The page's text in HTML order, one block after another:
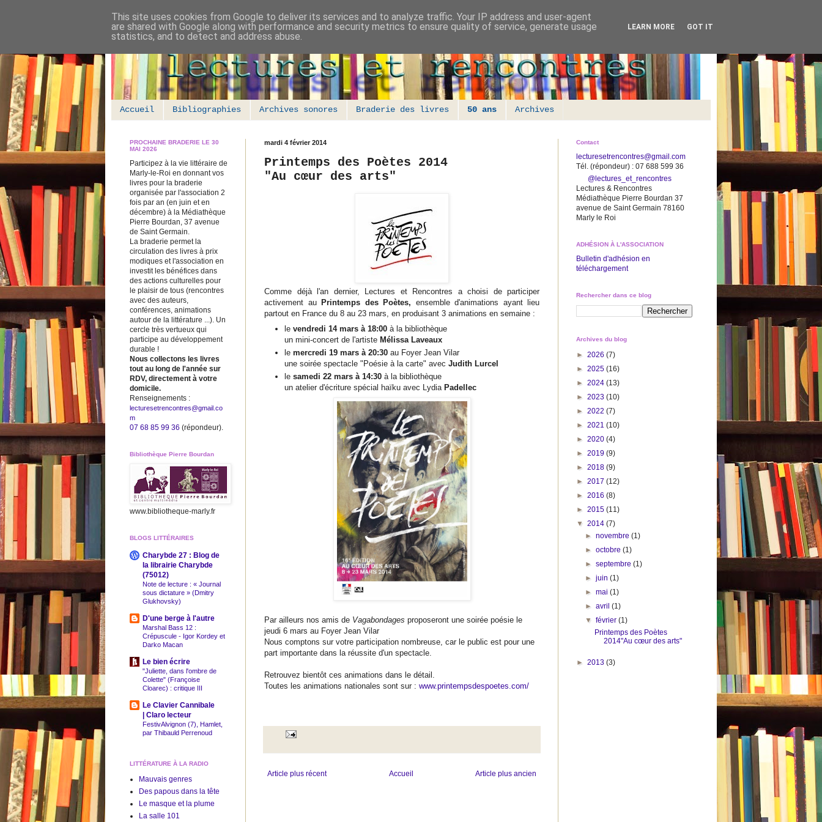
Accueil Bibliographies Archives sonores Braderie des livres 50 ans Archives
mardi 4 février 2014
Printemps des Poètes 2014
"Au cœur des arts"
Comme déjà l'an dernier, Lectures et Rencontres a choisi de participer
activement au Printemps des Poètes, ensemble d'animations ayant lieu
partout en France du 8 au 23 mars, en produisant 3 animations en semaine :
le vendredi 14 mars à 18:00 à la bibliothèque
un mini-concert de l'artiste Mélissa Laveaux
le mercredi 19 mars à 20:30 au Foyer Jean Vilar
une soirée spectacle "Poésie à la carte" avec Judith Lurcel
le samedi 22 mars à 14:30 à la bibliothèque
un atelier d'écriture spécial haïku avec Lydia Padellec
Par ailleurs nos amis de Vagabondages proposeront une soirée poésie le
jeudi 6 mars au Foyer Jean Vilar
Nous comptons sur votre participation nombreuse, car le public est pour une
part importante dans la réussite d'un spectacle.
Retrouvez bientôt ces animations dans le détail.
Toutes les animations nationales sont sur : www.printempsdespoetes.com/
Article plus récent Article plus ancien
Accueil
PROCHAINE BRADERIE LE 30
MAI 2026
Participez à la vie littéraire de
Marly-le-Roi en donnant vos
livres pour la braderie
organisée par l'association 2
fois par an (en juin et en
décembre) à la Médiathèque
Pierre Bourdan, 37 avenue
de Saint Germain.
La braderie permet la
circulation des livres à prix
modiques et l'association en
investit les bénéfices dans
des actions culturelles pour
le plaisir de tous (rencontres
avec des auteurs,
conférences, animations
autour de la littérature ...). Un
cercle très vertueux qui
participe au développement
durable !
Nous collectons les livres
tout au long de l'année sur
RDV, directement à votre
domicile.
Renseignements :
lecturesetrencontres@gmail.co
m
07 68 85 99 36 (répondeur).
Bibliothèque Pierre Bourdan
www.bibliotheque-marly.fr
BLOGS LITTÉRAIRES
Charybde 27 : Blog de
la librairie Charybde
(75012)
Note de lecture : « Journal
sous dictature » (Dmitry
Glukhovsky)
D'une berge à l'autre
Marshal Bass 12 :
Crépuscule - Igor Kordey et
Darko Macan
Le bien écrire
"Juliette, dans l'ombre de
Colette" (Françoise
Cloarec) : critique III
Le Clavier Cannibale
| Claro lecteur
FestivAlvignon (7), Hamlet,
par Thibauld Perrenoud
LITTÉRATURE À LA RADIO
Mauvais genres
Des papous dans la tête
Le masque et la plume
La salle 101
Contact
lecturesetrencontres@gmail.com
Tél. (répondeur) : 07 688 599 36
@lectures_et_rencontres
Lectures & Rencontres
Médiathèque Pierre Bourdan 37
avenue de Saint Germain 78160
Marly le Roi
ADHÉSION À L'ASSOCIATION
Bulletin d'adhésion en
téléchargement
Rechercher dans ce blog
Archives du blog
► 2026 (7)
► 2025 (16)
► 2024 (13)
► 2023 (10)
► 2022 (7)
► 2021 (10)
► 2020 (4)
► 2019 (9)
► 2018 (9)
► 2017 (12)
► 2016 (8)
► 2015 (11)
▼ 2014 (7)
►novembre(1)
►octobre(1)
►septembre(1)
►juin(1)
►mai(1)
►avril(1)
▼février(1)
Printemps des Poètes
2014"Au cœur des arts"
► 2013 (3)
This site uses cookies from Google to deliver its services and to analyze traffic. Your IP address and user-agent
are shared with Google along with performance and security metrics to ensure quality of service, generate usage
statistics, and to detect and address abuse.
LEARN MORE GOT IT